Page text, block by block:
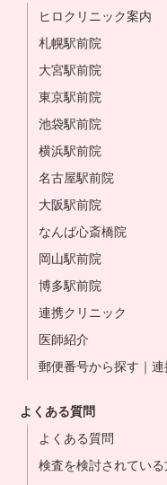
ヒロクリニック案内
札幌駅前院
大宮駅前院
東京駅前院
池袋駅前院
横浜駅前院
名古屋駅前院
大阪駅前院
なんば心斎橋院
岡山駅前院
博多駅前院
連携クリニック
医師紹介
郵便番号から探す｜
よくある質問
よくある質問
検査を検討されてい